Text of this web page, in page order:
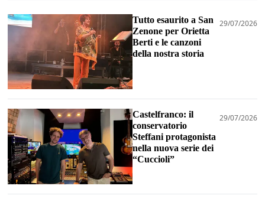
Tutto esaurito a San
Zenone per Orietta
Berti e le canzoni
della nostra storia
29/07/2026
Castelfranco: il
conservatorio
Steffani protagonista
nella nuova serie dei
“Cuccioli”
29/07/2026